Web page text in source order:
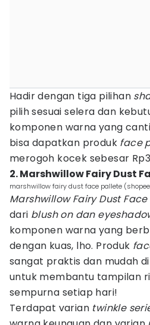
Hadir dengan tiga pilihan
pilih sesuai selera dan
komponen warna yang
bisa dapatkan produk face
merogoh kocek sebesar
2. Marshwillow Fairy Dust
marshwillow fairy dust face pallete
Marshwillow Fairy Dust
dari blush on dan
komponen warna yang
dengan kuas, lho. Produk
sangat praktis dan mudah
untuk membantu tampilan
sempurna setiap hari!
Terdapat varian twinkle